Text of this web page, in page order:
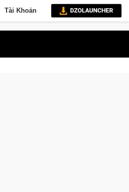
Tài Khoản